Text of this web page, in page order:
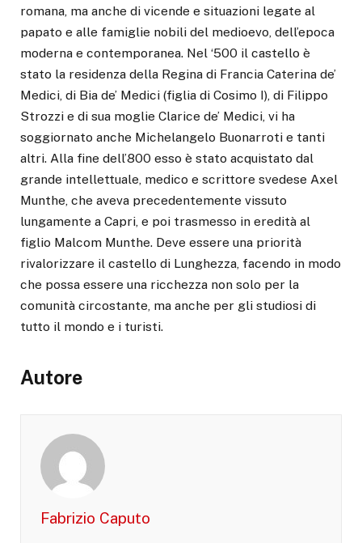
romana, ma anche di vicende e situazioni legate al
papato e alle famiglie nobili del medioevo, dell’epoca
moderna e contemporanea. Nel ‘500 il castello è
stato la residenza della Regina di Francia Caterina de’
Medici, di Bia de’ Medici (figlia di Cosimo I), di Filippo
Strozzi e di sua moglie Clarice de’ Medici, vi ha
soggiornato anche Michelangelo Buonarroti e tanti
altri. Alla fine dell’800 esso è stato acquistato dal
grande intellettuale, medico e scrittore svedese Axel
Munthe, che aveva precedentemente vissuto
lungamente a Capri, e poi trasmesso in eredità al
figlio Malcom Munthe. Deve essere una priorità
rivalorizzare il castello di Lunghezza, facendo in modo
che possa essere una ricchezza non solo per la
comunità circostante, ma anche per gli studiosi di
tutto il mondo e i turisti.
Autore
Fabrizio Caputo